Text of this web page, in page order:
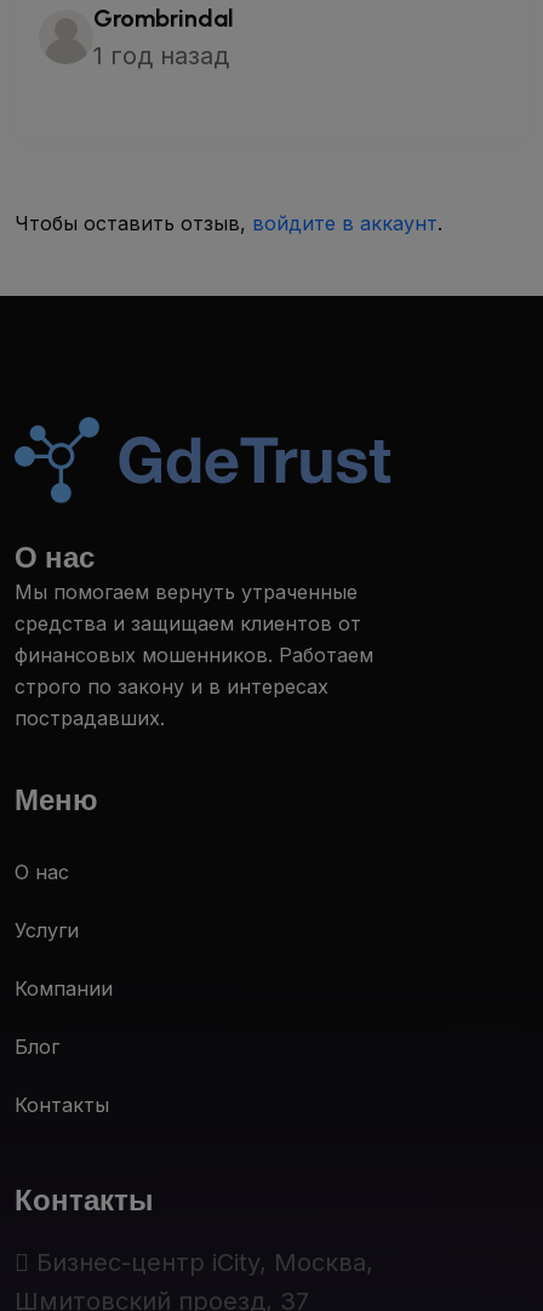
Grombrindal
1 год назад
Чтобы оставить отзыв, войдите в аккаунт.
О нас
Мы помогаем вернуть утраченные
средства и защищаем клиентов от
финансовых мошенников. Работаем
строго по закону и в интересах
пострадавших.
Меню
О нас
Услуги
Компании
Блог
Контакты
Контакты
Бизнес-центр iCity, Москва,
Шмитовский проезд, 37